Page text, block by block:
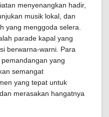
menyenangkan hadir,
musik lokal, dan
yang menggoda selera.
parade kapal yang
berwarna-warni. Para
yang
semangat
yang tepat untuk
dan merasakan hangatnya